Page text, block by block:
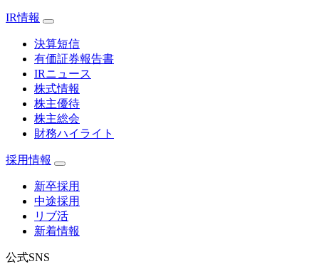
IR情報
決算短信
有価証券報告書
IRニュース
株式情報
株主優待
株主総会
財務ハイライト
採用情報
新卒採用
中途採用
リブ活
新着情報
公式SNS